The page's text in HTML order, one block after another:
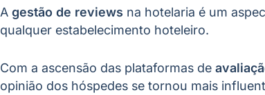
A gestão de reviews na hotelaria é um
qualquer estabelecimento hoteleiro.
Com a ascensão das plataformas de
opinião dos hóspedes se tornou mais